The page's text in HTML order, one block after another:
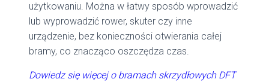
użytkowaniu. Można w łatwy sposób wprowadzić
lub wyprowadzić rower, skuter czy inne
urządzenie, bez konieczności otwierania całej
bramy, co znacząco oszczędza czas.
Dowiedz się więcej o bramach skrzydłowych DFT